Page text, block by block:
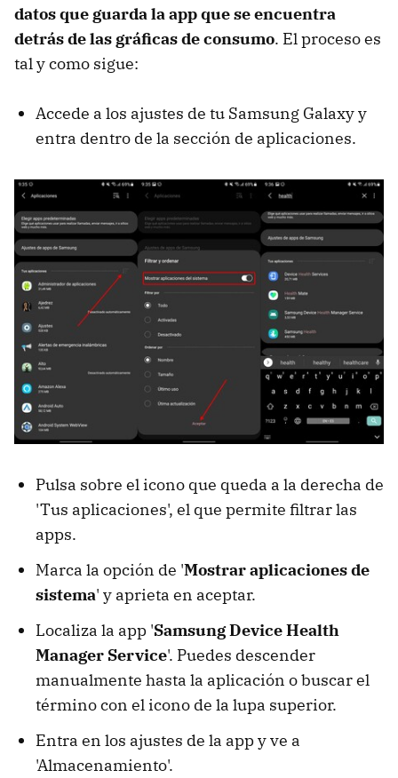
datos que guarda la app que se encuentra
detrás de las gráficas de consumo. El proceso es
tal y como sigue:
Accede a los ajustes de tu Samsung Galaxy y
entra dentro de la sección de aplicaciones.
Pulsa sobre el icono que queda a la derecha de
'Tus aplicaciones', el que permite filtrar las
apps.
Marca la opción de 'Mostrar aplicaciones de
sistema' y aprieta en aceptar.
Localiza la app 'Samsung Device Health
Manager Service'. Puedes descender
manualmente hasta la aplicación o buscar el
término con el icono de la lupa superior.
Entra en los ajustes de la app y ve a
'Almacenamiento'.